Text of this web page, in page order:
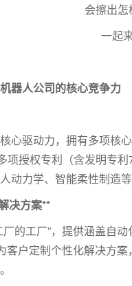
会擦出怎
一起
器人公司的核心竞争力
心驱动力，拥有多项核
项授权专利（含发明专
动力学、智能柔性制造
决方案**
厂的工厂”，提供涵盖自
客户定制个性化解决方